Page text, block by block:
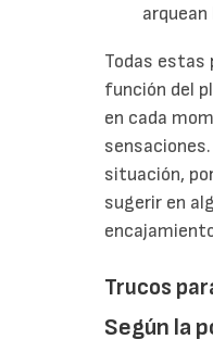
Todas estas
función del
en cada
situación,
sugerir en
Trucos
Según la